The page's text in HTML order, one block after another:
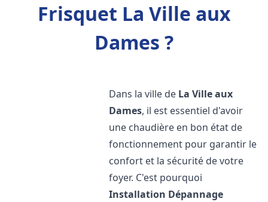
Frisquet La Ville aux
Dames ?
Dans la ville de La Ville aux
Dames, il est essentiel d'avoir
une chaudière en bon état de
fonctionnement pour garantir le
confort et la sécurité de votre
foyer. C'est pourquoi
Installation Dépannage